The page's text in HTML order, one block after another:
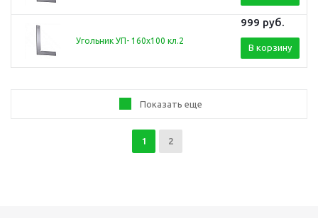
Угольник УП- 160х100 кл.2
999 руб.
В корзину
Показать еще
1 2